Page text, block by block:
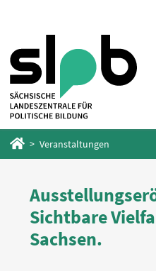
springen
springen
Startseite
Veranstaltungen
Sichtbare
Sachsen.